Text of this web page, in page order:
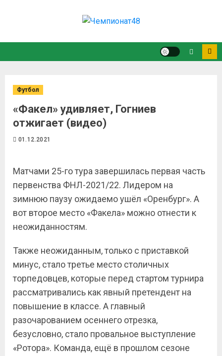
Футбол
«Факел» удивляет, Гогниев
отжигает (видео)
01.12.2021
Матчами 25-го тура завершилась первая часть
первенства ФНЛ-2021/22. Лидером на
зимнюю паузу ожидаемо ушёл «Оренбург». А
вот второе место «Факела» можно отнести к
неожиданностям.
Также неожиданным, только с приставкой
минус, стало третье место столичных
торпедовцев, которые перед стартом турнира
рассматривались как явный претендент на
повышение в классе. А главный
разочарованием осеннего отрезка,
безусловно, стало провальное выступление
«Ротора». Команда, ещё в прошлом сезоне